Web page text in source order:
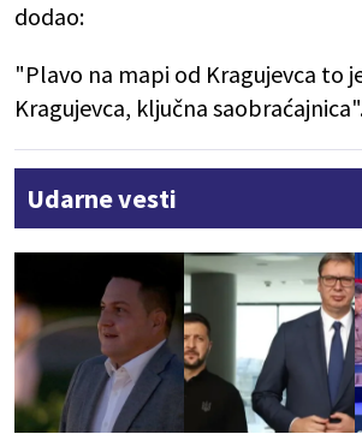
dodao:
"Plavo na mapi od Kragujevca to
Kragujevca, ključna
Udarne vesti